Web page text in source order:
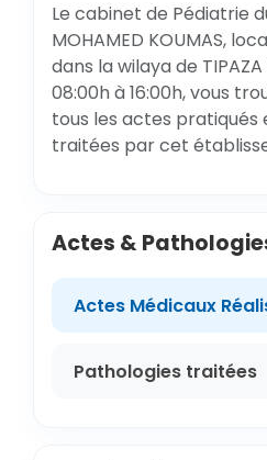
Le cabinet de Pédiatrie
MOHAMED KOUMAS,
dans la wilaya de
08:00h à 16:00h, vous
tous les actes pratiqués
traitées par cet
Actes &
Actes Médicaux
Pathologies traitées